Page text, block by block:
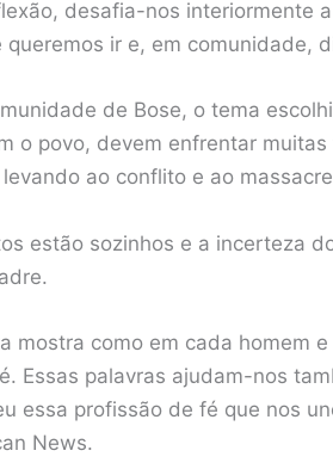
desafia-nos interiormente
ir e, em comunidade,
de Bose, o tema
o povo, devem enfrentar
ao conflito e ao
estão sozinhos e a incerteza
mostra como em cada homem
Essas palavras ajudam-nos
essa profissão de fé que nos
News.